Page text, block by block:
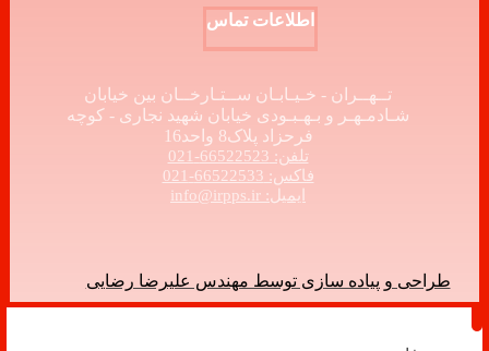
اطلاعات تماس
تــهــران - خـیـابـان ســتـارخــان بین خیابان
شـادمـهـر و بـهـبـودی خیابان شهید نجاری - کوچه
فرحزاد پلاک8 واحد16
تلفن: 66522523-021
فاکس: 66522533-021
ایمیل: info@irpps.ir
طراحی و پیاده سازی توسط مهندس علیرضا رضایی